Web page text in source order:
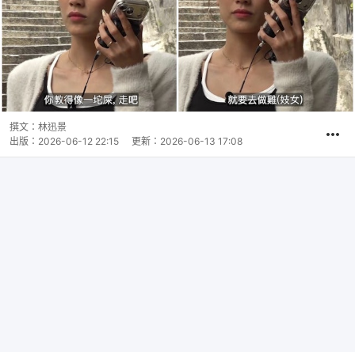
撰文： 林迅景
出版： 2026-06-12 22:15 更新： 2026-06-13 17:08